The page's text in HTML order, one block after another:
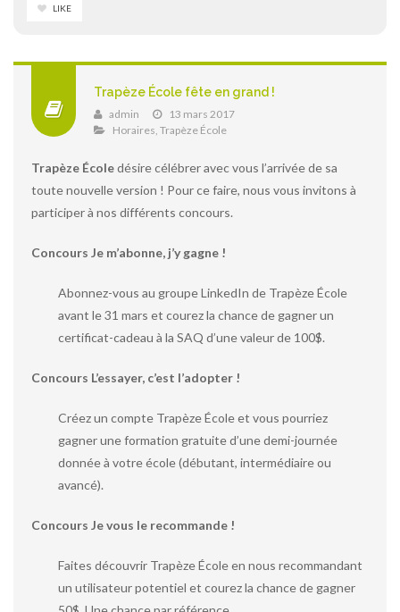
LIKE
Trapèze École fête en grand !
admin
13 mars 2017
Horaires, Trapèze École
Trapèze Écoledésire célébrer avec vous l’arrivée de sa
toute nouvelle version ! Pour ce faire, nous vous invitons à
participer à nos différents concours.
Concours Je m’abonne, j’y gagne !
Abonnez-vous au groupe LinkedIn de Trapèze École
avant le 31 mars et courez la chance de gagner un
certificat-cadeau à la SAQ d’une valeur de 100$.
Concours L’essayer, c’est l’adopter !
Créez un compte Trapèze École et vous pourriez
gagner une formation gratuite d’une demi-journée
donnée à votre école (débutant, intermédiaire ou
avancé).
Concours Je vous le recommande !
Faites découvrir Trapèze École en nous recommandant
un utilisateur potentiel et courez la chance de gagner